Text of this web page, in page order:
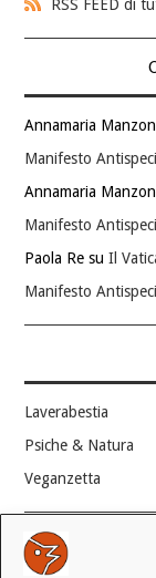
RSS FEED di
Annamaria
Manifesto
Annamaria
Manifesto
Paola Re suIl
Manifesto
Laverabestia
Psiche & Natura
Veganzetta
Modifica